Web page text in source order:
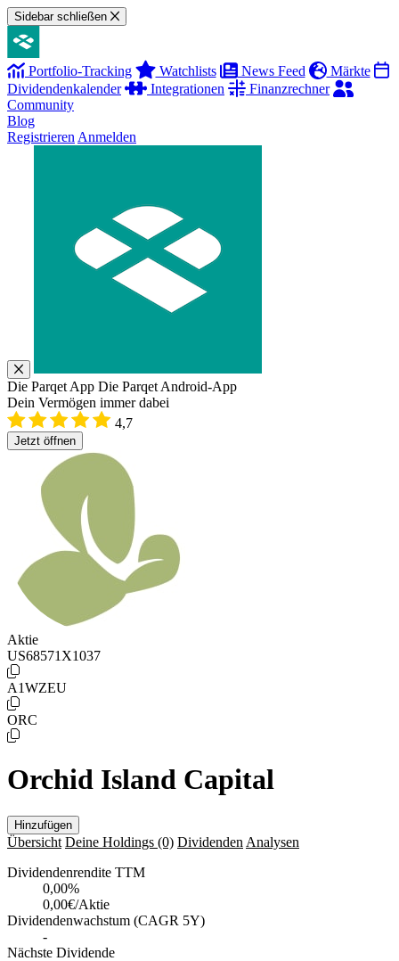
Sidebar schließen
Portfolio-Tracking Watchlists News Feed
Märkte
Dividendenkalender
Integrationen
Finanzrechner
Community
Blog
Registrieren Anmelden
Die Parqet App Die Parqet Android-App
Dein Vermögen immer dabei
4,7
Jetzt öffnen
Aktie
US68571X1037
A1WZEU
ORC
Orchid Island Capital
Hinzufügen
Übersicht Deine Holdings (0) Dividenden Analysen
Dividendenrendite TTM
0,00%
0,00€/Aktie
Dividendenwachstum (CAGR 5Y)
-
Nächste Dividende